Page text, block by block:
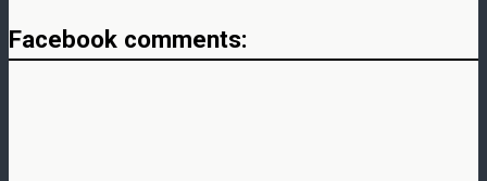
Facebook comments: